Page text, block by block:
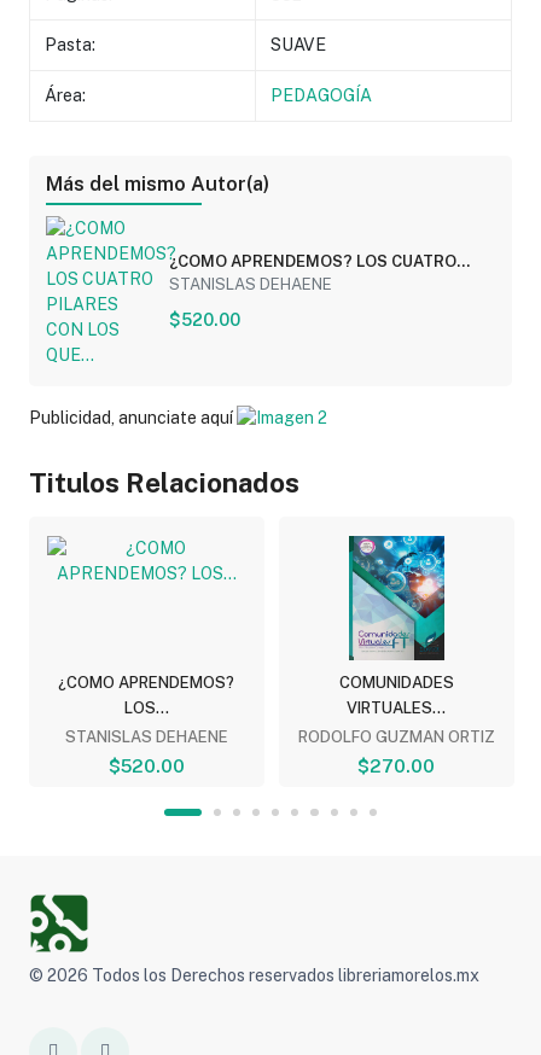
Pasta: SUAVE
Área: PEDAGOGÍA
Más del mismo Autor(a)
¿COMO APRENDEMOS? LOS CUATRO
PILARES CON LOS QUE...
STANISLAS DEHAENE
$520.00
Publicidad, anunciate aquí
Titulos Relacionados
¿COMO APRENDEMOS?
LOS...
STANISLAS DEHAENE
$520.00
COMUNIDADES
VIRTUALES...
RODOLFO GUZMAN ORTIZ
$270.00
© 2026 Todos los Derechos reservados libreriamorelos.mx